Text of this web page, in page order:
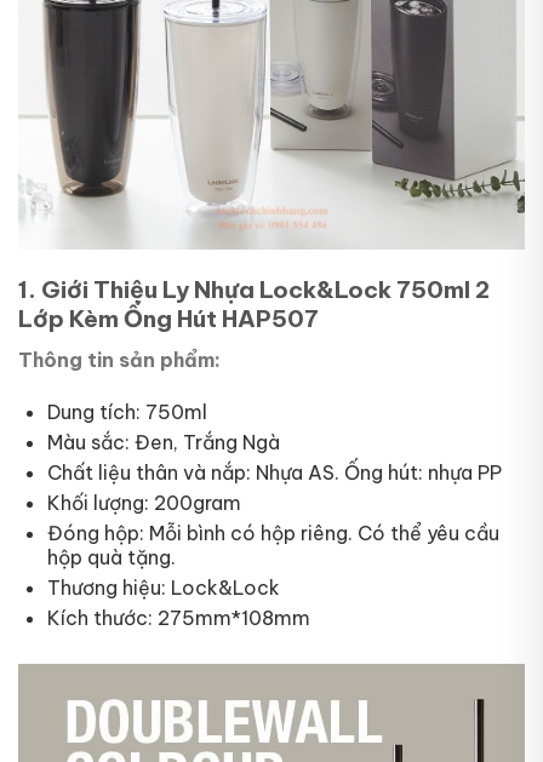
1. Giới Thiệu Ly Nhựa Lock&Lock 750ml 2
Lớp Kèm Ống Hút HAP507
Thông tin sản phẩm:
Dung tích: 750ml
Màu sắc: Đen, Trắng Ngà
Chất liệu thân và nắp: Nhựa AS. Ống hút: nhựa PP
Khối lượng: 200gram
Đóng hộp: Mỗi bình có hộp riêng. Có thể yêu cầu
hộp quà tặng.
Thương hiệu: Lock&Lock
Kích thước: 275mm*108mm